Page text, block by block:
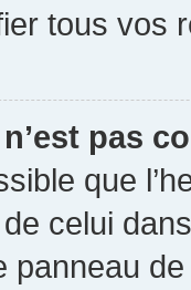
tous vos
n’est pas
que
celui
panneau